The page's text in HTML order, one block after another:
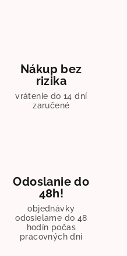
Nákup bez
rizika
vrátenie do 14 dní
zaručené
Odoslanie do
48h!
objednávky
odosielame do 48
hodín počas
pracovných dní